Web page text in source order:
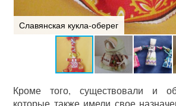
Славянская кукла-оберег
Кроме того, существовали и
которые также имели свое